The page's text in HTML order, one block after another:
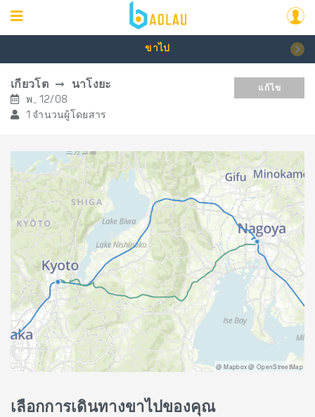
ขาไป
เกียวโต นาโงยะ
พ., 12/08
1 จำนวนผู้โดยสาร
แก้ไข
@ Mapbox @ OpenStreetMap
เลือกการเดินทางขาไปของคุณ